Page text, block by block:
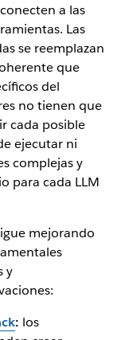
a las
Las
se reemplazan
que
del
no tienen que
cada posible
ejecutar ni
complejas y
para cada LLM
mejorando
y
: los